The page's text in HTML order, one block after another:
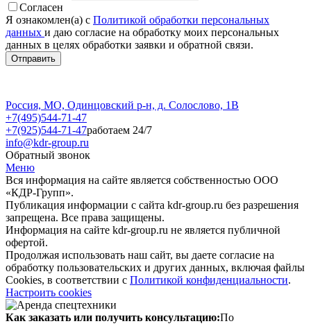
Согласен
Я ознакомлен(а) с Политикой обработки персональных
данных и даю согласие на обработку моих персональных
данных в целях обработки заявки и обратной связи.
Россия, МО, Одинцовский р-н, д. Солослово, 1В
+7(495)544-71-47
+7(925)544-71-47работаем 24/7
info@kdr-group.ru
Обратный звонок
Меню
Вся информация на сайте является собственностью ООО
«КДР-Групп».
Публикация информации с сайта kdr-group.ru без разрешения
запрещена. Все права защищены.
Информация на сайте kdr-group.ru не является публичной
офертой.
Продолжая использовать наш сайт, вы даете согласие на
обработку пользовательских и других данных, включая файлы
Cookies, в соответствии с Политикой конфиденциальности.
Настроить cookies
Как заказать или получить консультацию:По